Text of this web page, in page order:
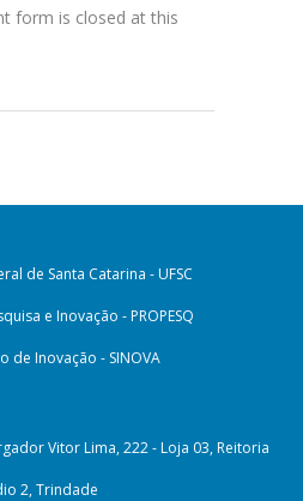
form is closed at this
de Santa Catarina - UFSC
e Inovação - PROPESQ
de Inovação - SINOVA
Vitor Lima, 222 - Loja 03, Reitoria
2, Trindade